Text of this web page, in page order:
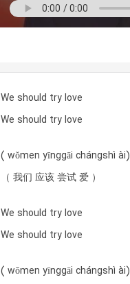
We should try love
We should try love
( wǒmen yīnggāi chángshì ài)
（ 我们 应该 尝试 爱 ）
We should try love
We should try love
( wǒmen yīnggāi chángshì ài)